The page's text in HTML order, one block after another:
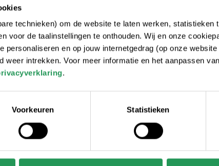
technieken) om de website te laten werken, statistieken
voor de taalinstellingen te onthouden. Wij en onze
personaliseren en op jouw internetgedrag (op onze
weer intrekken. Voor meer informatie en het aanpassen
.
Voorkeuren Statistieken
pauze
wissel je
Tosti met een drankje
Trek gekregen? Geniet in
De consumptiemunt